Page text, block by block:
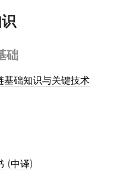
础
基础知识与关键技术
(中译)